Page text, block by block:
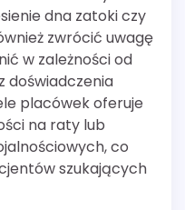
dna zatoki czy
zwrócić uwagę
w zależności od
doświadczenia
placówek oferuje
na raty lub
co
szukających